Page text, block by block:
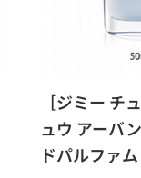
［ジミー チ
ュウ アーバ
ドパルファム